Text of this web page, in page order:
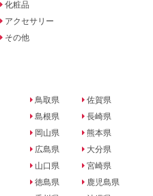
化粧品
アクセサリー
その他
鳥取県
島根県
岡山県
広島県
山口県
徳島県
佐賀県
長崎県
熊本県
大分県
宮崎県
鹿児島県